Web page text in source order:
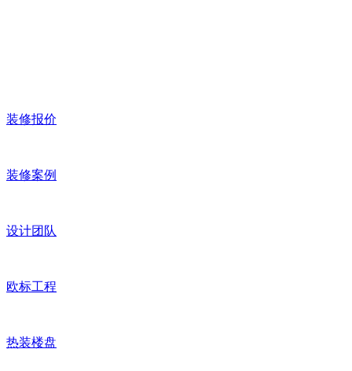
装修报价
装修案例
设计团队
欧标工程
热装楼盘